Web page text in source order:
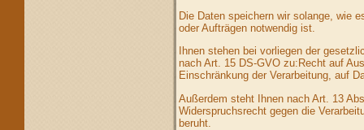
Die Daten speichern wir solange, wie
oder Aufträgen notwendig ist.
Ihnen stehen bei vorliegen der
nach Art. 15 DS-GVO zu:Recht auf
Einschränkung der Verarbeitung, auf
Außerdem steht Ihnen nach Art. 13
Widerspruchsrecht gegen die
beruht.